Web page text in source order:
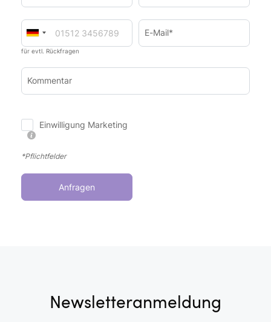
für evtl. Rückfragen
E-Mail*
Kommentar
Einwilligung Marketing
*Pflichtfelder
Anfragen
Newsletteranmeldung